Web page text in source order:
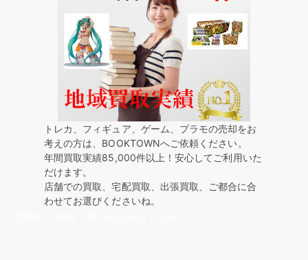
トレカ、フィギュア、ゲーム、プラモの売却をお
考えの方は、BOOKTOWNへご依頼ください。
年間買取実績85,000件以上！安心してご利用いた
だけます。
店舗での買取、宅配買取、出張買取、ご都合に合
わせてお選びくださいね。